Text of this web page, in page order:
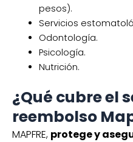
pesos).
Servicios
Odontología.
Psicología.
Nutrición.
¿Qué cubre el
reembolso
MAPFRE, protege y